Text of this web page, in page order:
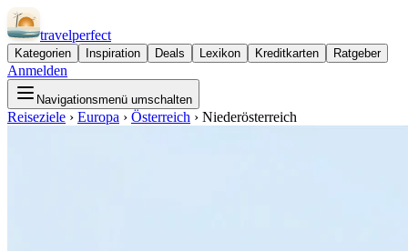
travelperfect
Kategorien Inspiration Deals Lexikon Kreditkarten Ratgeber
Anmelden
Navigationsmenü umschalten
Reiseziele › Europa › Österreich › Niederösterreich